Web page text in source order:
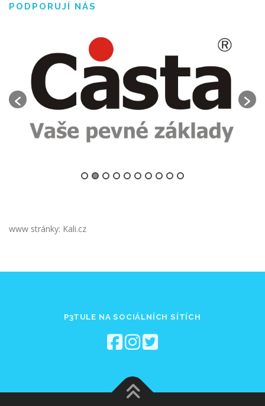
PODPORUJÍ NÁS
www stránky: Kali.cz
P3TULE NA SOCIÁLNÍCH SÍTÍCH